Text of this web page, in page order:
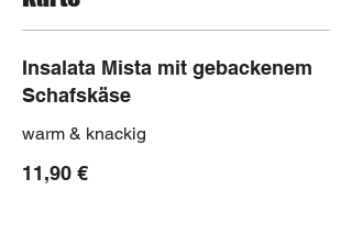
Insalata Mista mit gebackenem
Schafskäse
warm & knackig
11,90 €